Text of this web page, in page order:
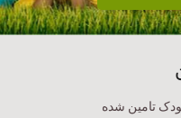
تامین شده